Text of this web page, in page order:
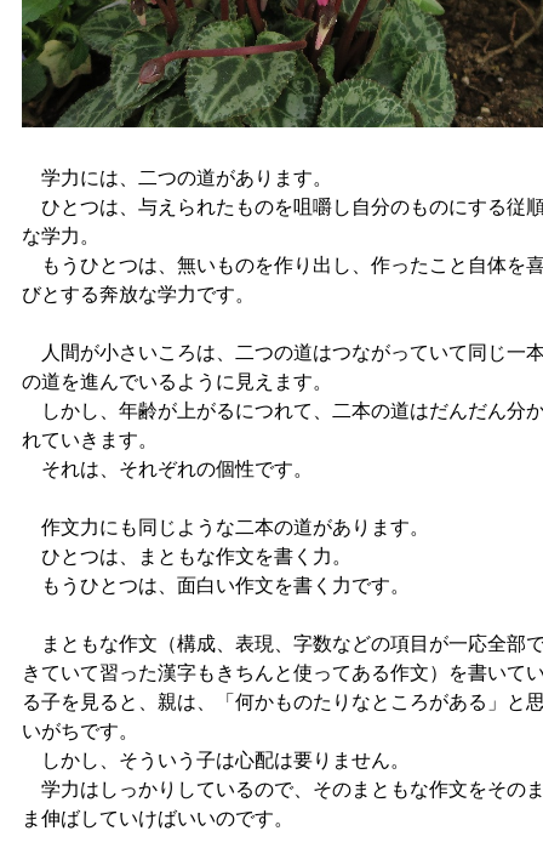
学力には、二つの道があります。
ひとつは、与えられたものを咀嚼し自分のものにする従
な学力。
もうひとつは、無いものを作り出し、作ったこと自体を
びとする奔放な学力です。
人間が小さいころは、二つの道はつながっていて同じ一
の道を進んでいるように見えます。
しかし、年齢が上がるにつれて、二本の道はだんだん分
れていきます。
それは、それぞれの個性です。
作文力にも同じような二本の道があります。
ひとつは、まともな作文を書く力。
もうひとつは、面白い作文を書く力です。
まともな作文（構成、表現、字数などの項目が一応全部
きていて習った漢字もきちんと使ってある作文）を書いて
る子を見ると、親は、「何かものたりなところがある」と
いがちです。
しかし、そういう子は心配は要りません。
学力はしっかりしているので、そのまともな作文をその
ま伸ばしていけばいいのです。